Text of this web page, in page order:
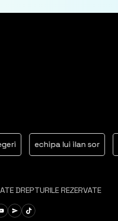
echipa lui ilan sor
DREPTURILE REZERVATE